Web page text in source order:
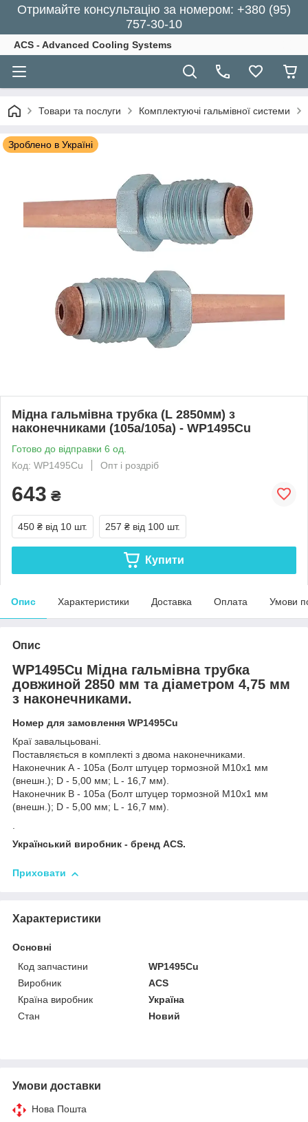
Отримайте консультацію за номером: +380 (95)
757-30-10
ACS - Advanced Cooling Systems
Товари та послуги Комплектуючі гальмівної системи
Зроблено в Україні
Мідна гальмівна трубка (L 2850мм) з
наконечниками (105а/105а) - WP1495Cu
Готово до відправки 6 од.
Код: WP1495Cu
Опт і роздріб
643 ₴
450 ₴ від 10 шт. 257 ₴ від 100 шт.
Купити
Опис Характеристики Доставка Оплата Умови
Опис
WP1495Cu Мідна гальмівна трубка
довжиной 2850 мм та діаметром 4,75 мм
з наконечниками.
Номер для замовлення WP1495Cu
Краї завальцьовані.
Поставляється в комплекті з двома наконечниками.
Наконечник А - 105а (Болт штуцер тормозной М10х1 мм
(внешн.); D - 5,00 мм; L - 16,7 мм).
Наконечник В - 105а (Болт штуцер тормозной М10х1 мм
(внешн.); D - 5,00 мм; L - 16,7 мм).
.
Український виробник - бренд ACS.
Приховати
Характеристики
Основні
Код запчастини
WP1495Cu
Виробник
ACS
Країна виробник
Україна
Стан
Новий
Умови доставки
Нова Пошта